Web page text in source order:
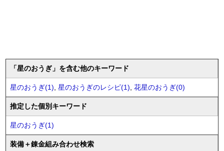
「星のおうぎ」を含む他のキーワード
星のおうぎ(1), 星のおうぎのレシピ(1), 花星のおうぎ(0)
推定した個別キーワード
星のおうぎ(1)
装備＋錬金組み合わせ検索